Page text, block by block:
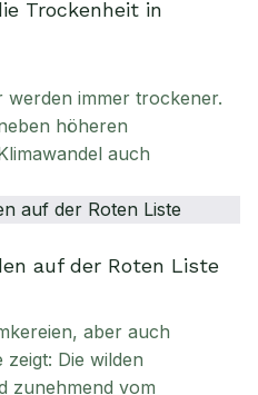
Trockenheit in
werden immer trockener.
höheren
auch
auf der Roten Liste
aber auch
zeigt: Die wilden
zunehmend vom